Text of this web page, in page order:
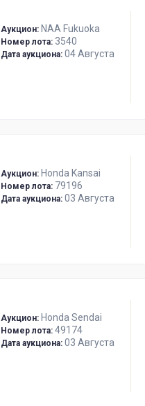
Аукцион: NAA Fukuoka
Номер лота: 3540
Дата аукциона: 04 Августа
Аукцион: Honda Kansai
Номер лота: 79196
Дата аукциона: 03 Августа
Аукцион: Honda Sendai
Номер лота: 49174
Дата аукциона: 03 Августа